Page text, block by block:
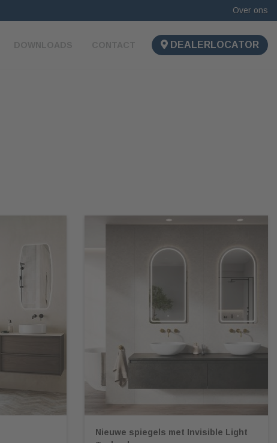
Over ons
DOWNLOADS CONTACT DEALERLOCATOR
Nieuwe spiegels met Invisible Light